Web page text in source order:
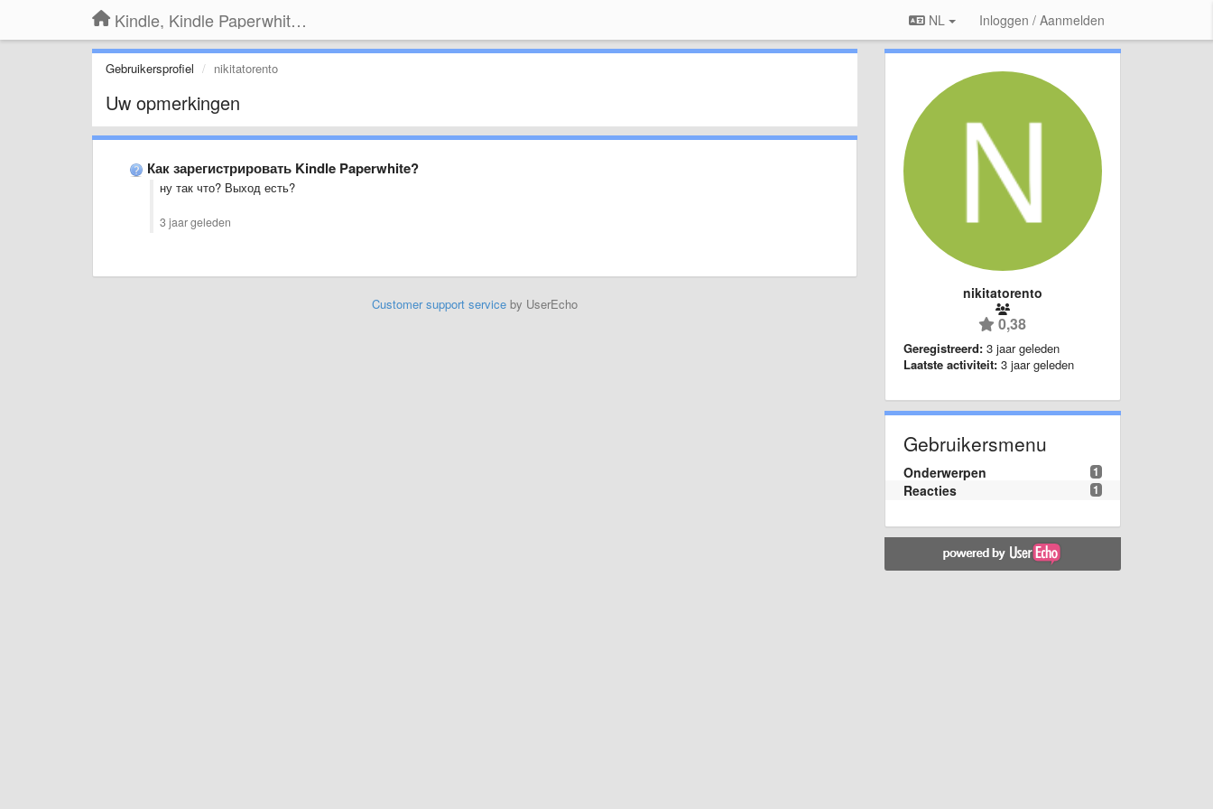
Kindle, Kindle Paperwhite, Kindle Voyage NL Inloggen / Aanmelden
Gebruikersprofiel nikitatorento
Uw opmerkingen
Как зарегистрировать Kindle Paperwhite?
ну так что? Выход есть?
3 jaar geleden
Customer support serviceby UserEcho
nikitatorento
0,38
Geregistreerd: 3 jaar geleden
Laatste activiteit: 3 jaar geleden
Gebruikersmenu
1
Onderwerpen
1
Reacties